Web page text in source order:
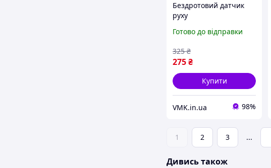
Бездротовий датчик
руху
Готово до відправки
275₴
325 ₴
Купити
VMK.in.ua 98%
1 2 3 ...
Дивись також